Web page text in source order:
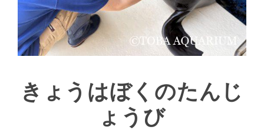
きょうはぼくのたんじ
ょうび